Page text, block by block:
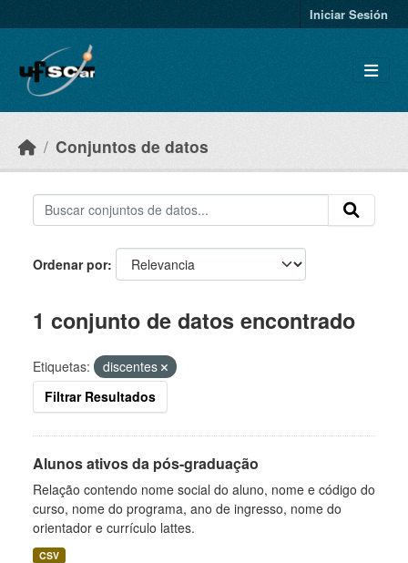
Iniciar Sesión
Conjuntos de datos
Ordenar por
1 conjunto de datos encontrado
Etiquetas:
discentes
Filtrar Resultados
Alunos ativos da pós-graduação
Relação contendo nome social do aluno, nome e código do
curso, nome do programa, ano de ingresso, nome do
orientador e currículo lattes.
CSV